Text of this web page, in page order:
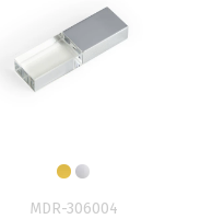
MDR-306004